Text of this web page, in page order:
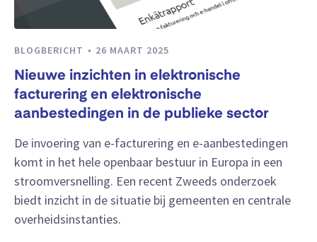
BLOGBERICHT 26 MAART 2025
Nieuwe inzichten in elektronische
facturering en elektronische
aanbestedingen in de publieke sector
De invoering van e-facturering en e-aanbestedingen
komt in het hele openbaar bestuur in Europa in een
stroomversnelling. Een recent Zweeds onderzoek
biedt inzicht in de situatie bij gemeenten en centrale
overheidsinstanties.